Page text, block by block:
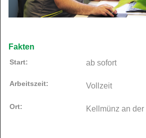
Fakten
Start: ab sofort
Arbeitszeit: Vollzeit
Ort: Kellmünz an der